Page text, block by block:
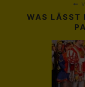
WAS LÄSST